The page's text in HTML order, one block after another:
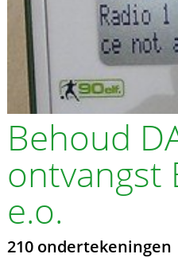
Behoud
ontvangst
e.o.
210 ondertekeningen